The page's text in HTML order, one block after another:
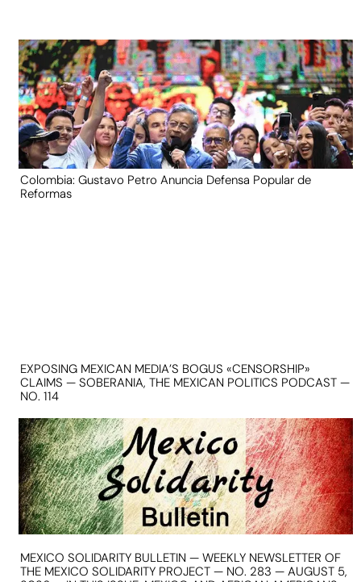
Colombia: Gustavo Petro Anuncia Defensa Popular de
Reformas
EXPOSING MEXICAN MEDIA’S BOGUS «CENSORSHIP»
CLAIMS — SOBERANIA, THE MEXICAN POLITICS PODCAST —
NO. 114
MEXICO SOLIDARITY BULLETIN — WEEKLY NEWSLETTER OF
THE MEXICO SOLIDARITY PROJECT — NO. 283 — AUGUST 5,